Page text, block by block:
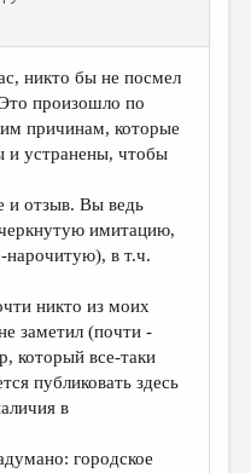
никто бы не посмел
произошло по
причинам, которые
и устранены, чтобы
и отзыв. Вы ведь
имитацию,
нарочитую), в т.ч.
никто из моих
заметил (почти -
который все-таки
публиковать здесь
в
городское